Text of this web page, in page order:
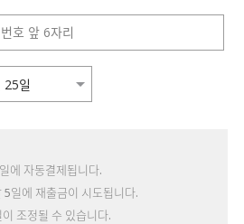
에 자동결제됩니다.
일에 재출금이 시도됩니다.
조정될 수 있습니다.